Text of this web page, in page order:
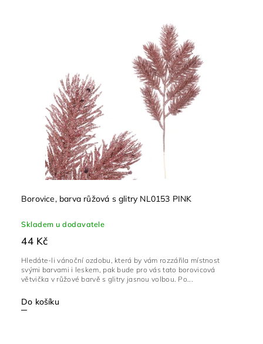
Nejprodávanější
Abecedně
Borovice, barva růžová s glitry NL0153 PINK
Skladem u dodavatele
44 Kč
Do košíku
Hledáte-li vánoční ozdobu, která by vám rozzářila místnost
svými barvami i leskem, pak bude pro vás tato borovicová
větvička v růžové barvě s glitry jasnou volbou. Po...